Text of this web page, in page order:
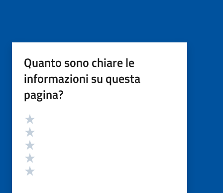
Quanto sono chiare le
informazioni su questa
pagina?
Valutazione